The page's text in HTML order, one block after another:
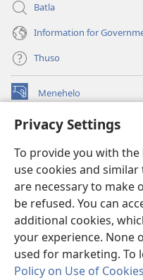
Privacy Settings
To provide you with
use cookies and
are necessary to make
be refused. You can
additional cookies,
your experience. None
used for marketing. To
Policy on Use of
Batla
Information for
Thuso
Menehelo
(opens
window)Watchtower ONLINE
new
window)JW Hub ®
(opens
new
window)Lenaneo la
Watchtower Library